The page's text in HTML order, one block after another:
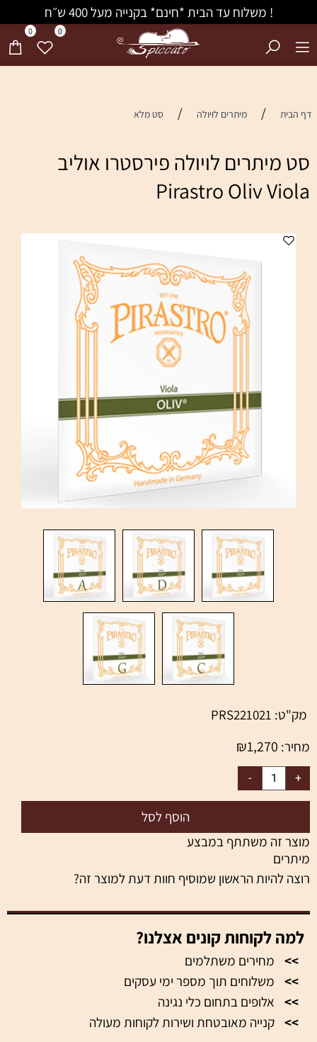
! משלוח עד הבית *חינם* בקנייה מעל 400 ש״ח
הבית מיתרים לויולה סט מלא
מיתרים לויולה פירסטרו אוליב
Pirastro Oliv
PRS221021
₪1,270
הוסף לסל
זה משתתף במבצע
להיות הראשון שמוסיף חוות דעת למוצר זה?
למה לקוחות קונים אצלנו?
>> מחירים משתלמים
>> משלוחים תוך מספר ימי עסקים
>> אלופים בתחום כלי נגינה
>> קנייה מאובטחת ושירות לקוחות מעולה